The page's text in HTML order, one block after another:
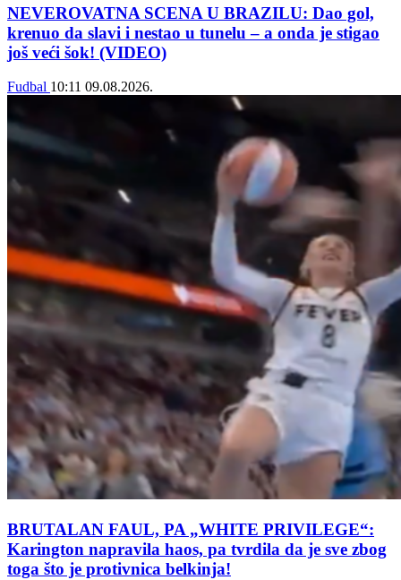
NEVEROVATNA SCENA U BRAZILU: Dao gol,
krenuo da slavi i nestao u tunelu – a onda je stigao
još veći šok! (VIDEO)
Fudbal 10:11 09.08.2026.
BRUTALAN FAUL, PA „WHITE PRIVILEGE“:
Karington napravila haos, pa tvrdila da je sve zbog
toga što je protivnica belkinja!